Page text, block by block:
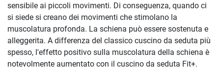
sensibile ai piccoli movimenti. Di conseguenza, quando ci
si siede si creano dei movimenti che stimolano la
muscolatura profonda. La schiena può essere sostenuta e
alleggerita. A differenza del classico cuscino da seduta più
spesso, l'effetto positivo sulla muscolatura della schiena è
notevolmente aumentato con il cuscino da seduta Fit+.